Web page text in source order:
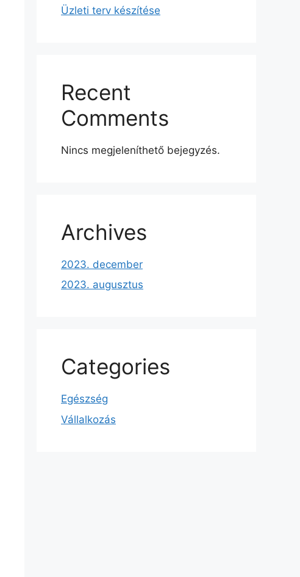
Üzleti terv készítése
Recent
Comments
Nincs megjeleníthető bejegyzés.
Archives
2023. december
2023. augusztus
Categories
Egészség
Vállalkozás